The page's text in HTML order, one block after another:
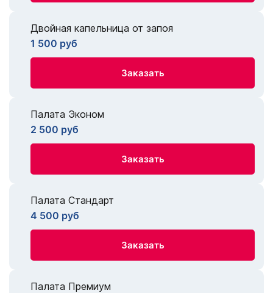
Двойная капельница от запоя
1 500 руб
Заказать
Палата Эконом
2 500 руб
Заказать
Палата Стандарт
4 500 руб
Заказать
Палата Премиум